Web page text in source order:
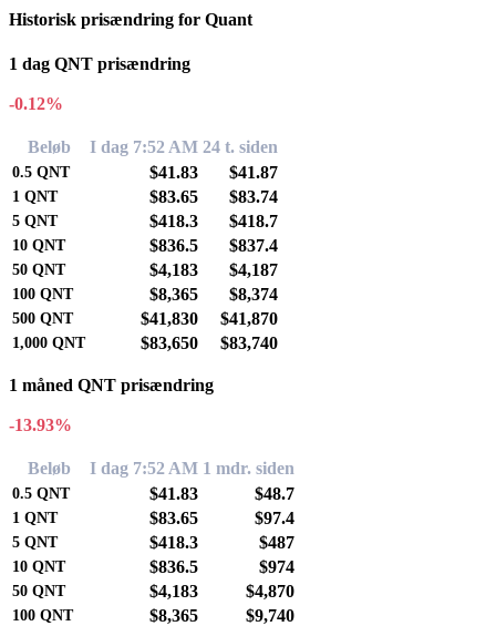
Historisk prisændring for Quant
1 dag QNT prisændring
-0.12%
Beløb I dag 7:52 AM 24 t. siden
0.5 QNT $41.83 $41.87
1 QNT $83.65 $83.74
5 QNT $418.3 $418.7
10 QNT $836.5 $837.4
50 QNT $4,183 $4,187
100 QNT $8,365 $8,374
500 QNT $41,830 $41,870
1,000 QNT $83,650 $83,740
1 måned QNT prisændring
-13.93%
Beløb I dag 7:52 AM 1 mdr. siden
0.5 QNT $41.83 $48.7
1 QNT $83.65 $97.4
5 QNT $418.3 $487
10 QNT $836.5 $974
50 QNT $4,183 $4,870
100 QNT $8,365 $9,740